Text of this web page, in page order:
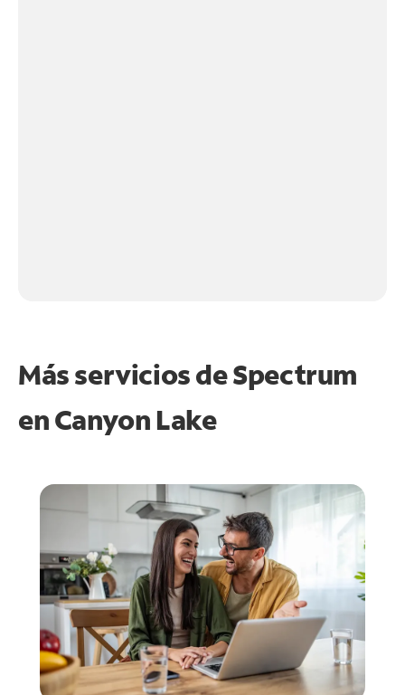
Más servicios de Spectrum
enCanyon Lake